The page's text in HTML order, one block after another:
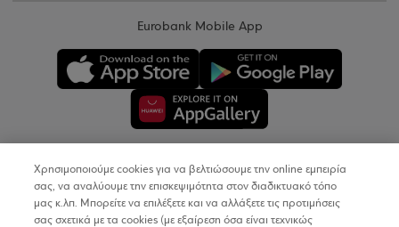
Eurobank Mobile App
Copyright © 2026
Χρησιμοποιούμε cookies για να βελτιώσουμε την online εμπειρία
σας, να αναλύουμε την επισκεψιμότητα στον διαδικτυακό τόπο
μας κ.λπ. Μπορείτε να επιλέξετε και να αλλάξετε τις προτιμήσεις
σας σχετικά με τα cookies (με εξαίρεση όσα είναι τεχνικώς